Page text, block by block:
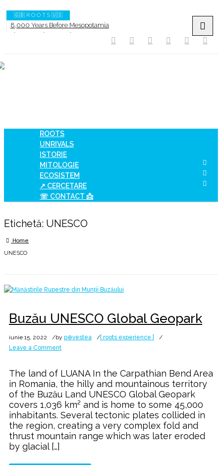
🇬🇧 R O O T S 🇺🇸
8,000 Years Before Mesopotamia
The Burned House Phenomenon
How AI Systems understand History or Culture
ROOTS
UNRIVALS
ISTORIE
MITOLOGIE
ECOSISTEM
↗ CERCETARE
☏ CONTACT 📩
Etichetă: UNESCO
Home
UNESCO
Buzău UNESCO Global Geopark
iunie 15, 2022 by p⊕vestea
[ roots experience ]
Leave a Commenton
Global
Geopark
The land of LUANA In the Carpathian Bend Area
in Romania, the hilly and mountainous territory
of the Buzău Land UNESCO Global Geopark
covers 1,036 km² and is home to some 45,000
inhabitants. Several tectonic plates collided in
the region, creating a very complex fold and
thrust mountain range which was later eroded
by glacial […]